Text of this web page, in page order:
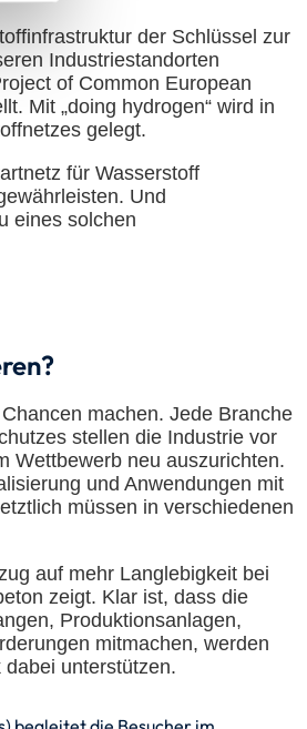
der Schlüssel zur
Industriestandorten
of Common European
Mit „doing hydrogen“ wird in
gelegt.
für Wasserstoff
Und
eines solchen
machen. Jede Branche
stellen die Industrie vor
Wettbewerb neu auszurichten.
und Anwendungen mit
müssen in verschiedenen
auf mehr Langlebigkeit bei
zeigt. Klar ist, dass die
Produktionsanlagen,
mitmachen, werden
unterstützen.